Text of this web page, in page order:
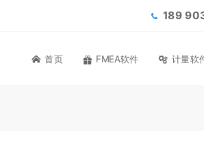
189
首页 FMEA软件 计量软